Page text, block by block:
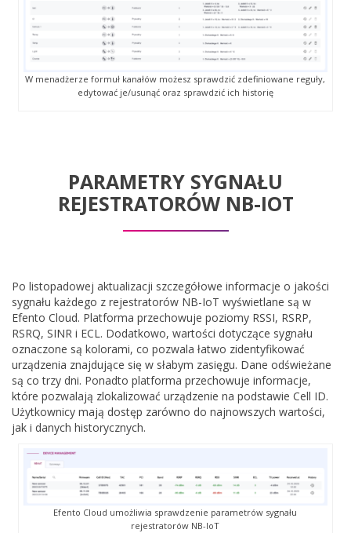
W menadżerze formuł kanałów możesz sprawdzić zdefiniowane reguły,
edytować je/usunąć oraz sprawdzić ich historię
PARAMETRY SYGNAŁU
REJESTRATORÓW NB-IOT
Po listopadowej aktualizacji szczegółowe informacje o jakości
sygnału każdego z rejestratorów NB-IoT wyświetlane są w
Efento Cloud. Platforma przechowuje poziomy RSSI, RSRP,
RSRQ, SINR i ECL. Dodatkowo, wartości dotyczące sygnału
oznaczone są kolorami, co pozwala łatwo zidentyfikować
urządzenia znajdujące się w słabym zasięgu. Dane odświeżane
są co trzy dni. Ponadto platforma przechowuje informacje,
które pozwalają zlokalizować urządzenie na podstawie Cell ID.
Użytkownicy mają dostęp zarówno do najnowszych wartości,
jak i danych historycznych.
Efento Cloud umożliwia sprawdzenie parametrów sygnału
rejestratorów NB-IoT